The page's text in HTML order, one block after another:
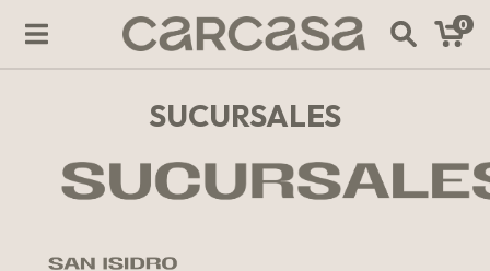
0
SUCURSALES